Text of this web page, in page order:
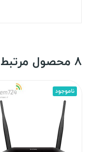
8 محصول مرتبط در همین شاخه:
ناموجود